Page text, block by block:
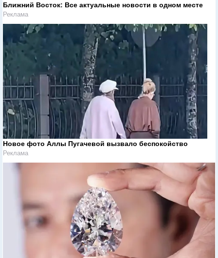
Ближний Восток: Все актуальные новости в одном месте
Реклама
Новое фото Аллы Пугачевой вызвало беспокойство
Реклама